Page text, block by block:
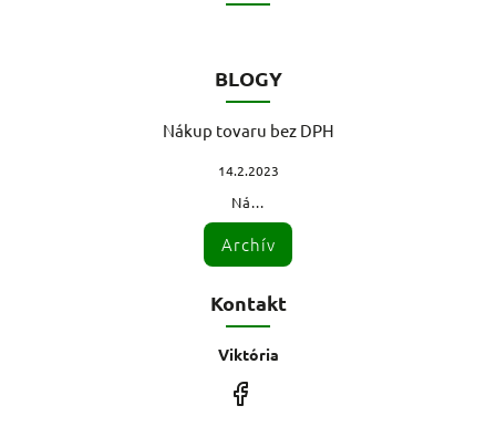
BLOGY
Nákup tovaru bez DPH
14.2.2023
Ná...
Archív
Kontakt
Viktória